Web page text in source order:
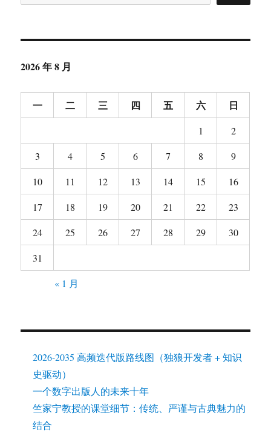
2026 年 8 月
一 二 三 四 五 六 日
1
2
3
4 5 6 7 8
9
10
11 12 13 14 15
16
17
18 19 20 21 22
23
24
25 26 27 28 29
30
31
« 1 月
2026-2035 高频迭代版路线图（独狼开发者 + 知识
史驱动）
一个数字出版人的未来十年
竺家宁教授的课堂细节：传统、严谨与古典魅力的
结合